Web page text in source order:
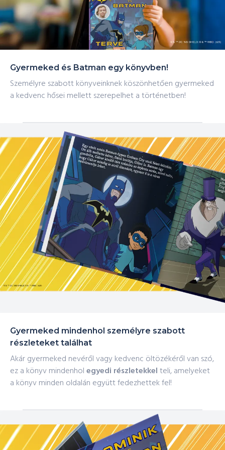
Gyermeked és Batman egy könyvben!
Személyre szabott könyveinknek köszönhetően gyermeked
a kedvenc hősei mellett szerepelhet a történetben!
Gyermeked mindenhol személyre szabott
részleteket találhat
Akár gyermeked nevéről vagy kedvenc öltözékéről van szó,
ez a könyv mindenholegyedi részletekkelteli, amelyeket
a könyv minden oldalán együtt fedezhettek fel!